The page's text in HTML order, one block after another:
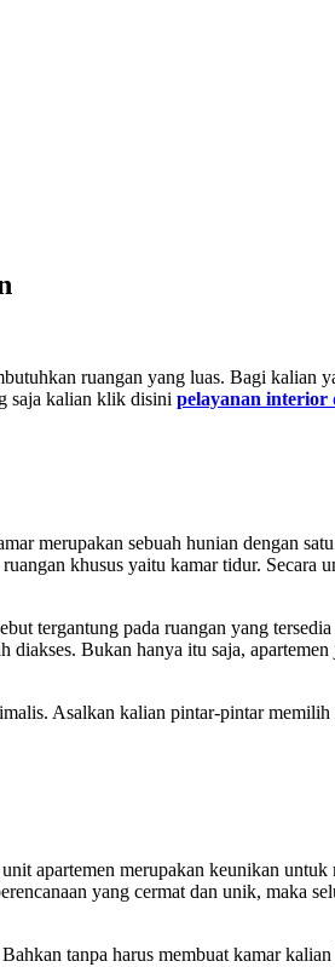
ruangan yang luas. Bagi kalian
saja kalian klik disini pelayanan interior
merupakan sebuah hunian dengan
khusus yaitu kamar tidur. Secara
tergantung pada ruangan yang
Bukan hanya itu saja,
Asalkan kalian pintar-pintar memilih
apartemen merupakan keunikan
yang cermat dan unik, maka
tanpa harus membuat kamar